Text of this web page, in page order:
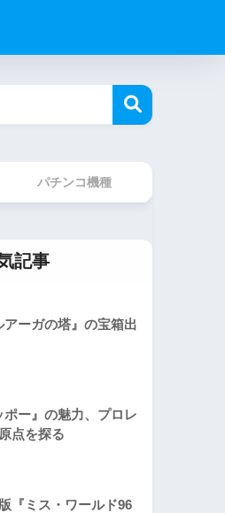
パチンコ機種
記事
アーガの塔』の宝箱出
ポー』の魅力、プロレ
点を探る
『ミス・ワールド96